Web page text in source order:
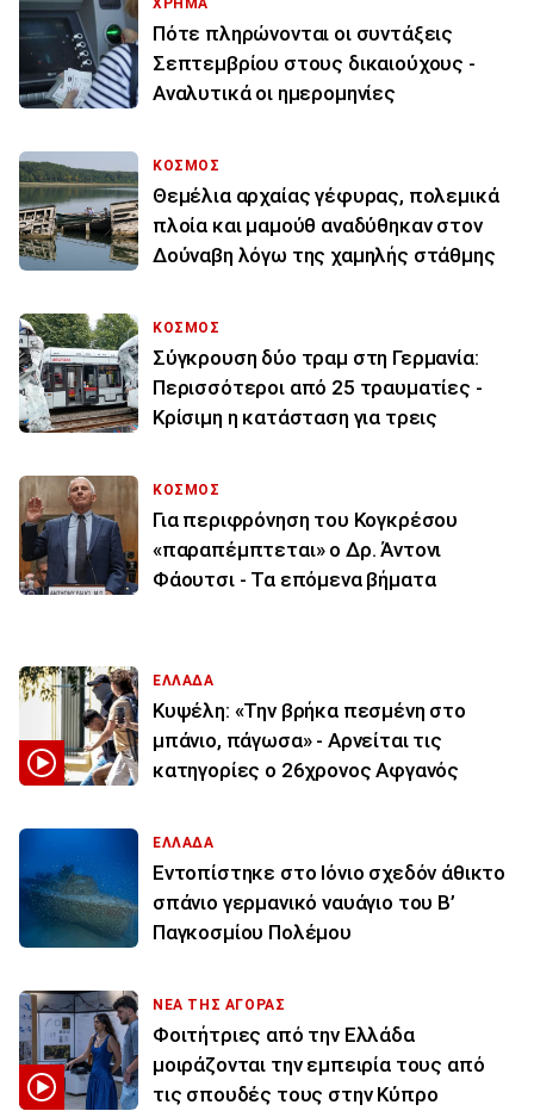
ΧΡΗΜΑ
Πότε πληρώνονται οι συντάξεις
Σεπτεμβρίου στους δικαιούχους -
Αναλυτικά οι ημερομηνίες
ΚΟΣΜΟΣ
Θεμέλια αρχαίας γέφυρας, πολεμικά
πλοία και μαμούθ αναδύθηκαν στον
Δούναβη λόγω της χαμηλής στάθμης
ΚΟΣΜΟΣ
Σύγκρουση δύο τραμ στη Γερμανία:
Περισσότεροι από 25 τραυματίες -
Κρίσιμη η κατάσταση για τρεις
ΚΟΣΜΟΣ
Για περιφρόνηση του Κογκρέσου
«παραπέμπτεται» ο Δρ. Άντονι
Φάουτσι - Τα επόμενα βήματα
ΕΛΛΑΔΑ
Κυψέλη: «Την βρήκα πεσμένη στο
μπάνιο, πάγωσα» - Αρνείται τις
κατηγορίες ο 26χρονος Αφγανός
ΕΛΛΑΔΑ
Εντοπίστηκε στο Ιόνιο σχεδόν άθικτο
σπάνιο γερμανικό ναυάγιο του Β’
Παγκοσμίου Πολέμου
ΝΕΑ ΤΗΣ ΑΓΟΡΑΣ
Φοιτήτριες από την Ελλάδα
μοιράζονται την εμπειρία τους από
τις σπουδές τους στην Κύπρο